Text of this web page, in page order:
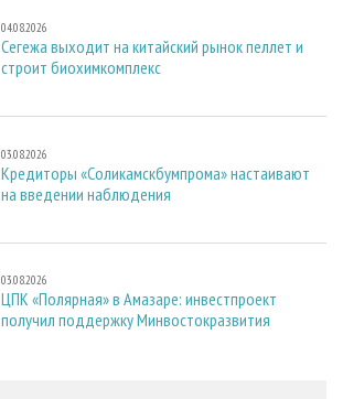
04.08.2026
Сегежа выходит на китайский рынок пеллет и
строит биохимкомплекс
03.08.2026
Кредиторы «Соликамскбумпрома» настаивают
на введении наблюдения
03.08.2026
ЦПК «Полярная» в Амазаре: инвестпроект
получил поддержку Минвостокразвития